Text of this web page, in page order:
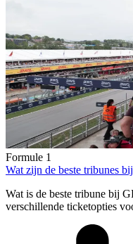
Formule 1
Wat zijn de beste tribunes
Wat is de beste tribune bij
verschillende ticketopties